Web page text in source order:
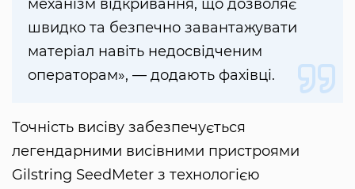
механізм відкривання, що дозволяє
швидко та безпечно завантажувати
матеріал навіть недосвідченим
операторам», — додають фахівці.
Точність висіву забезпечується
легендарними висівними пристроями
Gilstring SeedMeter з технологією